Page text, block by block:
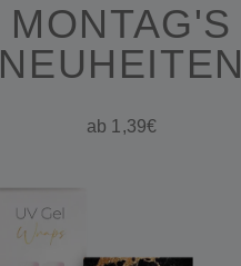
MONTAG'S
NEUHEITEN
ab 1,39€